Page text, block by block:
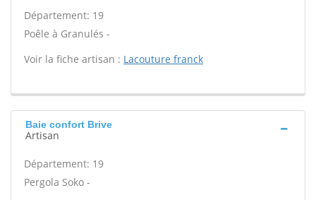
Département: 19
Poêle à Granulés -
Voir la fiche artisan : Lacouture franck
Baie confort Brive
Artisan
Département: 19
Pergola Soko -